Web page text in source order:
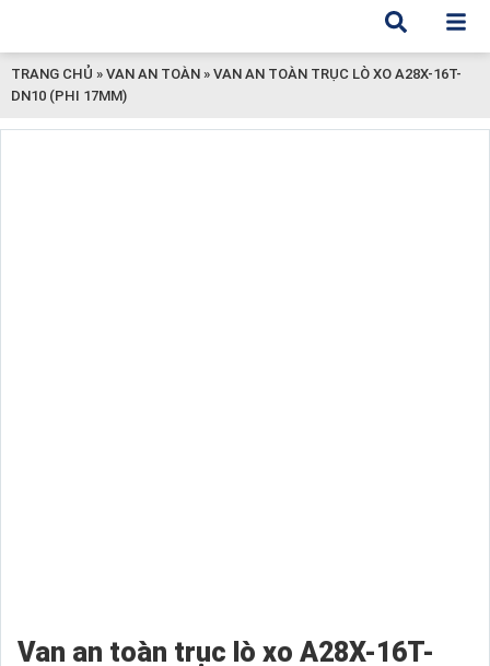
TRANG CHỦ » VAN AN TOÀN » VAN AN TOÀN TRỤC LÒ XO A28X-16T-
DN10 (PHI 17MM)
Van an toàn trục lò xo A28X-16T-